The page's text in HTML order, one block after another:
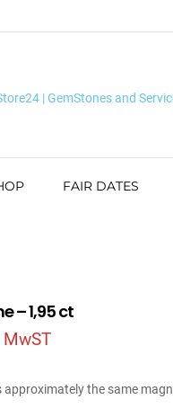
FAIR DATES
– 1,95 ct
approximately the same